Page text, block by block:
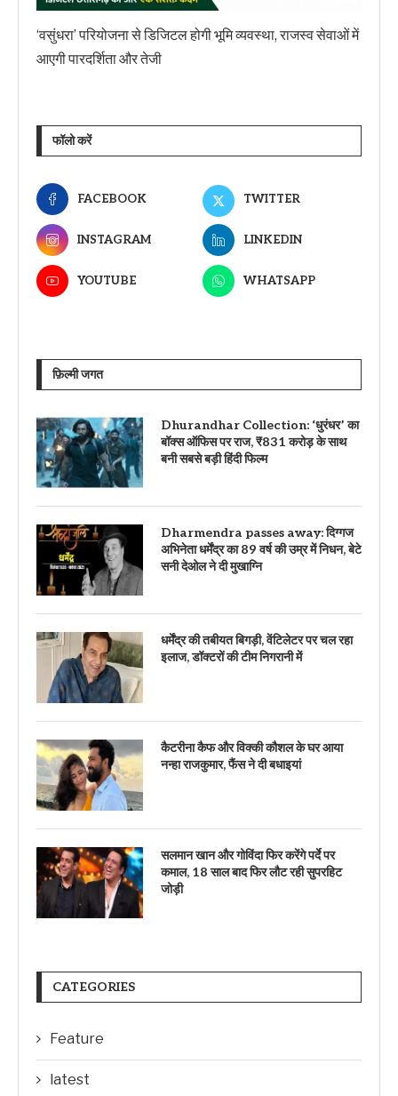
‘वसुंधरा’ परियोजना से डिजिटल होगी भूमि व्यवस्था, राजस्व सेवाओं में
आएगी पारदर्शिता और तेजी
फॉलो करें
FACEBOOK TWITTER
INSTAGRAM LINKEDIN
YOUTUBE WHATSAPP
फ़िल्मी जगत
Dhurandhar Collection: ‘धुरंधर’ का
बॉक्स ऑफिस पर राज, ₹831 करोड़ के साथ
बनी सबसे बड़ी हिंदी फिल्म
Dharmendra passes away: दिग्गज
अभिनेता धर्मेंद्र का 89 वर्ष की उम्र में निधन, बेटे
सनी देओल ने दी मुखाग्नि
धर्मेंद्र की तबीयत बिगड़ी, वेंटिलेटर पर चल रहा
इलाज, डॉक्टरों की टीम निगरानी में
कैटरीना कैफ और विक्की कौशल के घर आया
नन्हा राजकुमार, फैंस ने दी बधाइयां
सलमान खान और गोविंदा फिर करेंगे पर्दे पर
कमाल, 18 साल बाद फिर लौट रही सुपरहिट
जोड़ी
CATEGORIES
Feature
latest